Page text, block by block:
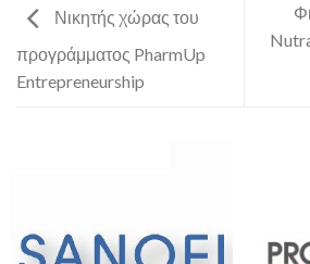
Νικητής χώρας του
προγράμματος PharmUp
Entrepreneurship